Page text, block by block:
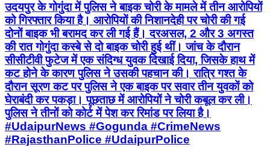
उदयपुर के गोगुंदा में पुलिस ने बाइक चोरी के मामले में तीन आरोपियों
को गिरफ्तार किया है। आरोपियों की निशानदेही पर चोरी की गई
दोनों बाइक भी बरामद कर ली गई हैं। दरअसल, 2 और 3 अगस्त
की रात गोगुंदा कस्बे से दो बाइक चोरी हुई थीं। जांच के दौरान
सीसीटीवी फुटेज में एक संदिग्ध युवक दिखाई दिया, जिसके हाथ में
कट होने के कारण पुलिस ने उसकी पहचान की। रात्रि गश्त के
दौरान सूरण कट पर पुलिस ने एक बाइक पर सवार तीन युवकों को
घेराबंदी कर पकड़ा। पूछताछ में आरोपियों ने चोरी कबूल कर ली।
पुलिस ने तीनों को कोर्ट में पेश कर रिमांड पर लिया है।
#UdaipurNews #Gogunda #CrimeNews
#RajasthanPolice #UdaipurPolice